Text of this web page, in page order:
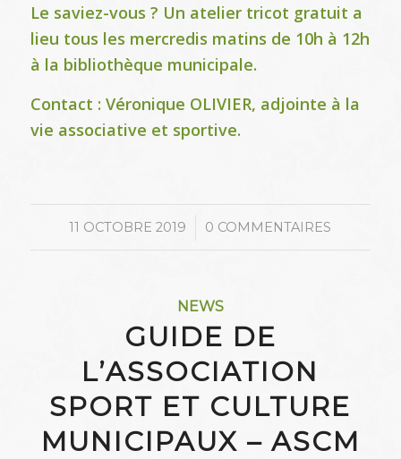
Le saviez-vous ? Un atelier tricot gratuit a
lieu tous les mercredis matins de 10h à 12h
à la bibliothèque municipale.
Contact : Véronique OLIVIER, adjointe à la
vie associative et sportive.
11 OCTOBRE 2019
/ 0 COMMENTAIRES
NEWS
GUIDE DE
L’ASSOCIATION
SPORT ET CULTURE
MUNICIPAUX – ASCM